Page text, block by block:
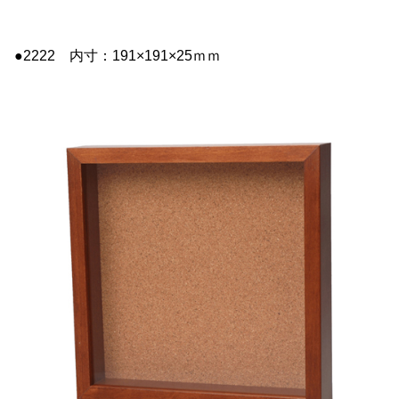
●2222 内寸：191×191×25ｍｍ